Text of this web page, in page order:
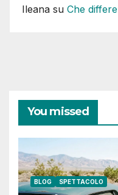
Ileana su Che
You missed
BLOG SPETTACOLO